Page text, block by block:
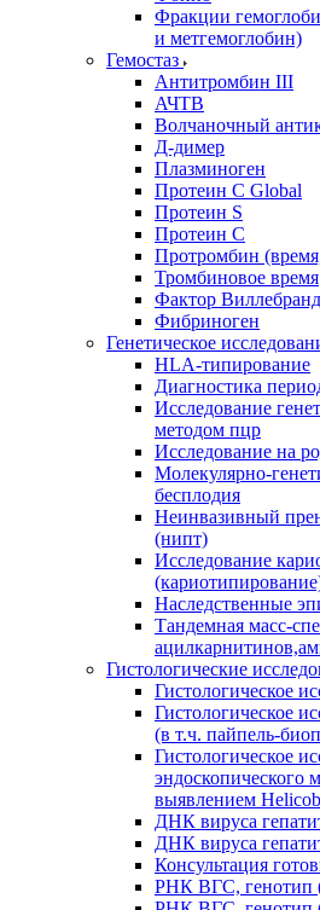
Фракции
и метгемоглобин)
Гемостаз
Антитромбин III
АЧТВ
Волчаночный
Д-димер
Плазминоген
Протеин C Global
Протеин S
Протеин С
Протромбин
Тромбиновое время
Фактор
Фибриноген
Генетическое
HLA-типирование
Диагностика
Исследование
методом пцр
Исследование на
Молекулярно-
бесплодия
Неинвазивный
(нипт)
Исследование
Наследственные
Тандемная масс-
Гистологические
Гистологическое
Гистологическое
(в т.ч. пайпель-
Гистологическое
эндоскопического
выявлением
ДНК вируса
ДНК вируса
Консультация
РНК ВГC, генотип